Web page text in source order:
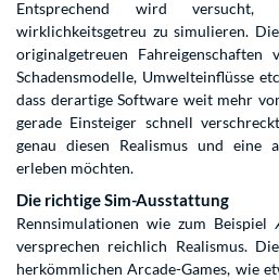
Entsprechend wird
wirklichkeitsgetreu zu simulieren.
originalgetreuen Fahreigenschaften
Schadensmodelle, Umwelteinflüsse
dass derartige Software weit mehr
gerade Einsteiger schnell
genau diesen Realismus und eine
erleben möchten.
Die richtige Sim-Ausstattung
Rennsimulationen wie zum Beispiel
versprechen reichlich Realismus.
herkömmlichen Arcade-Games, wie